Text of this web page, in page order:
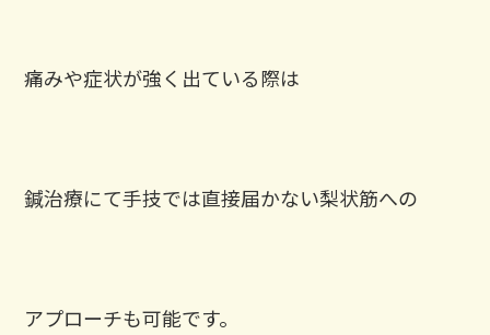
痛みや症状が強く出ている際は
鍼治療にて手技では直接届かない梨状筋への
アプローチも可能です。